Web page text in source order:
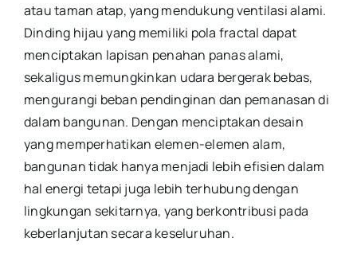
atau taman atap, yang mendukung ventilasi alami.
Dinding hijau yang memiliki pola fractal dapat
menciptakan lapisan penahan panas alami,
sekaligus memungkinkan udara bergerak bebas,
mengurangi beban pendinginan dan pemanasan di
dalam bangunan. Dengan menciptakan desain
yang memperhatikan elemen-elemen alam,
bangunan tidak hanya menjadi lebih efisien dalam
hal energi tetapi juga lebih terhubung dengan
lingkungan sekitarnya, yang berkontribusi pada
keberlanjutan secara keseluruhan.